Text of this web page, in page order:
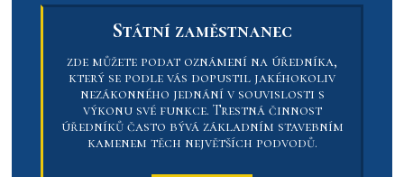
Státní zaměstnanec
zde můžete podat oznámení na úředníka,
který se podle vás dopustil jakéhokoliv
nezákonného jednání v souvislosti s
výkonu své funkce. Trestná činnost
úředníků často bývá základním stavebním
kamenem těch největších podvodů.